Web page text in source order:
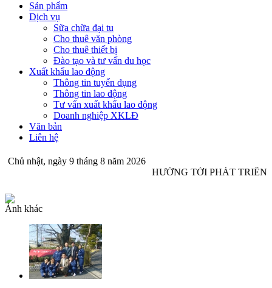
Sản phẩm
Dịch vụ
Sữa chữa đại tu
Cho thuê văn phòng
Cho thuê thiết bị
Đào tạo và tư vấn du học
Xuất khẩu lao động
Thông tin tuyển dụng
Thông tin lao động
Tư vấn xuất khẩu lao động
Doanh nghiệp XKLĐ
Văn bản
Liên hệ
Chủ nhật, ngày 9 tháng 8 năm 2026
HƯỚNG TỚI PHÁT TRIỂN
Ảnh khác